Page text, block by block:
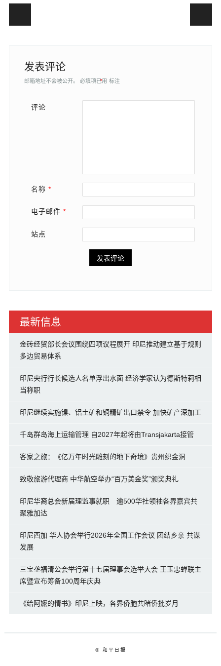
发表评论
邮箱地址不会被公开。 必填项已用
* 标注
评论
名称 *
电子邮件 *
站点
最新信息
金砖经贸部长会议围绕四项议程展开 印尼推动建立基于规则
多边贸易体系
印尼央行行长候选人名单浮出水面 经济学家认为德斯特莉相
当称职
印尼继续实施镍、铝土矿和铜精矿出口禁令 加快矿产深加工
千岛群岛海上运输管理 自2027年起将由Transjakarta接管
客家之旅：《亿万年时光雕刻的地下奇境》贵州织金洞
致敬旅游代理商 中华航空举办“百万美金奖”颁奖典礼
印尼华裔总会新届理监事就职 逾500华社领袖各界嘉宾共
聚雅加达
印尼西加 华人协会举行2026年全国工作会议 团结乡亲 共谋
发展
三宝垄福清公会举行第十七届理事会选举大会 王玉忠蝉联主
席暨宣布筹备100周年庆典
《给阿嬷的情书》印尼上映，各界侨胞共睹侨批岁月
© 和平日报